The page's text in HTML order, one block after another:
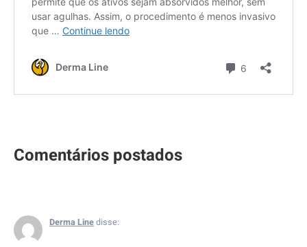
Derma Linedisse: